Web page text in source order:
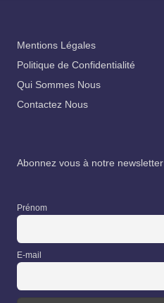
Mentions Légales
Politique de Confidentialité
Qui Sommes Nous
Contactez Nous
Abonnez vous à notre newsletter
Prénom
E-mail